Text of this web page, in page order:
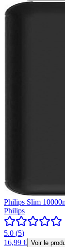
Philips Slim
Philips
5.0 (5)
16,99 € Voir le